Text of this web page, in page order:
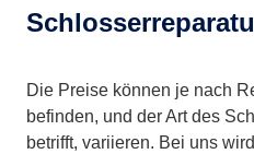
Die Preise können je nach
befinden, und der Art des
betrifft, variieren. Bei uns